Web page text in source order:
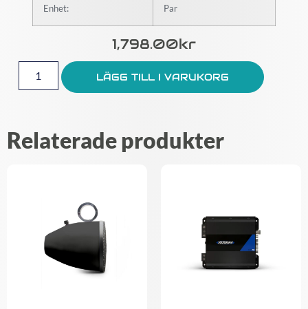
Enhet: Par
1,798.00Kr
LÄGG TILL I VARUKORG
Relaterade produkter